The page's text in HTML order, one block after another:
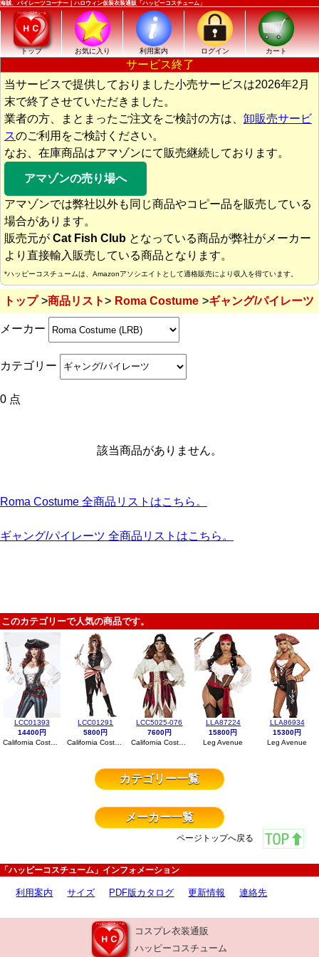
海賊、パイレーツコーナー｜ハロウィン仮装衣装通販「ハッピーコスチューム」
トップ お気に入り 利用案内 ログイン カート
サービス終了
当サービスで提供しておりました小売サービスは2026年2月
末で終了させていただきました。
業者の方、まとまったご注文をご検討の方は、 卸販売サービ
スのご利用をご検討ください。
なお、在庫商品はアマゾンにて販売継続しております。
アマゾンの売り場へ
アマゾンでは弊社以外も同じ商品やコピー品を販売している
場合があります。
販売元が Cat Fish Club となっている商品が弊社がメーカー
より直接輸入販売している商品となります。
*ハッピーコスチュームは、Amazonアソシエイトとして適格販売により収入を得ています。
トップ 商品リスト Roma Costume ギャング/パイレーツ
メーカー
カテゴリー
0 点
該当商品がありません。
Roma Costume 全商品リストはこちら。
ギャング/パイレーツ 全商品リストはこちら。
このカテゴリーで人気の商品です。
LCC01393
14400円
California Costumes
LCC01291
5800円
California Costumes
LCC5025-076
7600円
California Costumes
LLA87224
15800円
Leg Avenue
LLA86934
15300円
Leg Avenue
カテゴリー一覧
メーカー一覧
ページトップへ戻る
「ハッピーコスチューム」インフォメーション
利用案内 サイズ PDF版カタログ 更新情報 連絡先
コスプレ衣装通販
ハッピーコスチューム